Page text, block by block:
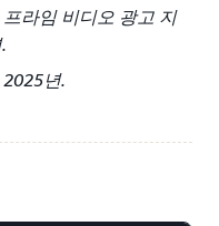
라임 비디오 광고 지
년.